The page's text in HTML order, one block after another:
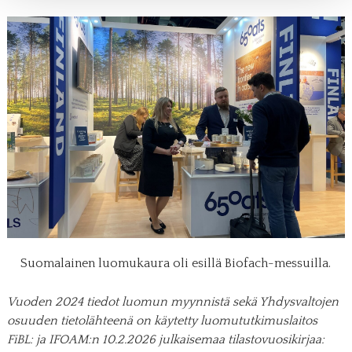
Suomalainen luomukaura oli esillä Biofach-messuilla.
Vuoden 2024 tiedot luomun myynnistä sekä Yhdysvaltojen
osuuden tietolähteenä on käytetty luomututkimuslaitos
FiBL: ja IFOAM:n 10.2.2026 julkaisemaa tilastovuosikirjaa: